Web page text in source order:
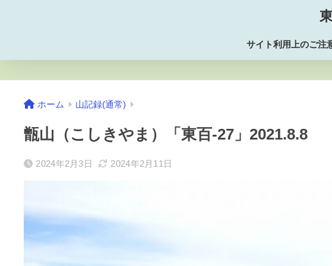
サイト利用上のご注
ホーム 山記録(通常)
甑山（こしきやま）「東百-27」
2024年2月3日 2024年2月11日